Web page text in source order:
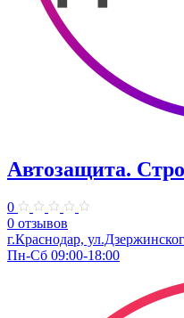
Автозащита.
0
0 отзывов
г.Краснодар,
Пн-Сб 09:00-18:00